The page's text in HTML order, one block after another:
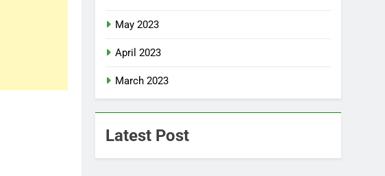
May 2023
April 2023
March 2023
Latest Post